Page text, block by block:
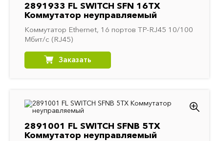
2891933 FL SWITCH SFN 16TX
Коммутатор неуправляемый
Коммутатор Ethernet, 16 портов TP-RJ45 10/100
Мбит/с (RJ45)
Заказать
2891001 FL SWITCH SFNB 5TX
Коммутатор неуправляемый